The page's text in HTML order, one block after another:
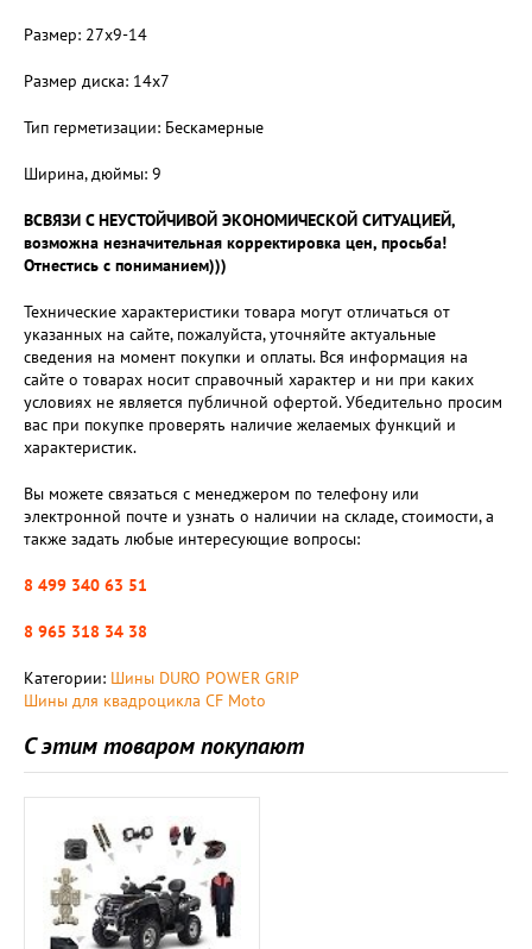
Размер: 27x9-14
Размер диска: 14х7
Тип герметизации: Бескамерные
Ширина, дюймы: 9
ВСВЯЗИ С НЕУСТОЙЧИВОЙ ЭКОНОМИЧЕСКОЙ СИТУАЦИЕЙ,
возможна незначительная корректировка цен, просьба!
Отнестись с пониманием)))
Технические характеристики товара могут отличаться от
указанных на сайте, пожалуйста, уточняйте актуальные
сведения на момент покупки и оплаты. Вся информация на
сайте о товарах носит справочный характер и ни при каких
условиях не является публичной офертой. Убедительно просим
вас при покупке проверять наличие желаемых функций и
характеристик.
Вы можете связаться с менеджером по телефону или
электронной почте и узнать о наличии на складе, стоимости, а
также задать любые интересующие вопросы:
8 499 340 63 51
8 965 318 34 38
Категории: Шины DURO POWER GRIP
Шины для квадроцикла CF Moto
С этим товаром покупают